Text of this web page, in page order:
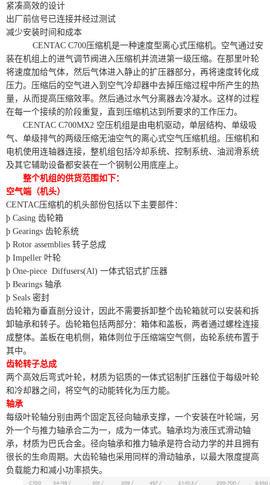
紧凑高效的设计
出厂前信号已连接并经过测试
减少安装时间和成本
CENTAC C700压缩机是一种速度型离心式压缩机。空气通过安
装在机组上的进气调节阀进入压缩机并流进第一级压缩。在那里叶轮
将速度加给气体，然后气体进入静止的扩压器部分，再将速度转化成
压力。压缩后的空气进入到空气冷却器中去掉压缩过程中所产生的热
量，从而提高压缩效率。然后通过水气分离器去冷凝水。这样的过程
在每一个接续的阶段重复，直到压缩机达到所要求的工作压力。
CENTAC C700MX2 空压机组是由电机驱动，单层结构、单级吸
气、单级排气的两级压缩无油空气的离心式空气压缩机组。压缩机和
电机使用连轴器连接，整机组包括冷却系统、控制系统、油润滑系统
及其它辅助设备都安装在一个钢制公用底座上。
整个机组的供货范围如下：
空气端（机头）
CENTAC压缩机的机头部份包括以下主要部件：
þ Casing 齿轮箱
þ Gearings 齿轮系统
þ Rotor assemblies 转子总成
þ Impeller 叶轮
þ One-piece Diffusers(Al) 一体式铝式扩压器
þ Bearings 轴承
þ Seals 密封
齿轮箱为垂直剖分设计，因此不需要拆卸整个齿轮箱就可以安装和拆
卸轴承和转子。齿轮箱包括两部分：箱体和盖板，两者通过螺栓连接
成整体。盖板在电机侧，箱体则位于压缩端空气侧，齿轮系统布置于
其中。
齿轮转子总成
两个高效后弯式叶轮，材质为铝质的一体式铝制扩压器位于每级叶轮
和冷却器之间，将空气的动能转化为压力能。
轴承
每级叶轮轴分别由两个固定瓦径向轴承支撑，一个安装在叶轮端，另
外一个与推力轴承合二为一，成为一体式。轴承均为液压式滑动轴
承，材质为巴氏合金。径向轴承和推力轴承是符合动力学的并且拥有
很长的生命周期。大齿轮轴也采用同样的滑动轴承，以最大限度提高
负载能力和减小功率损失。